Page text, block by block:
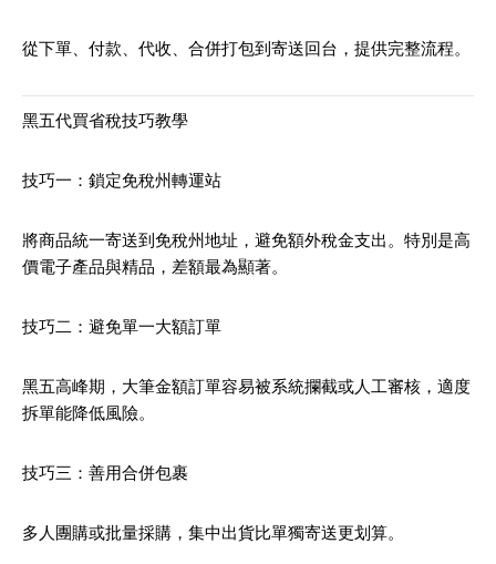
從下單、付款、代收、合併打包到寄送回台，提供完整流程。
黑五代買省稅技巧教學
技巧一：鎖定免稅州轉運站
將商品統一寄送到免稅州地址，避免額外稅金支出。特別是高
價電子產品與精品，差額最為顯著。
技巧二：避免單一大額訂單
黑五高峰期，大筆金額訂單容易被系統攔截或人工審核，適度
拆單能降低風險。
技巧三：善用合併包裹
多人團購或批量採購，集中出貨比單獨寄送更划算。